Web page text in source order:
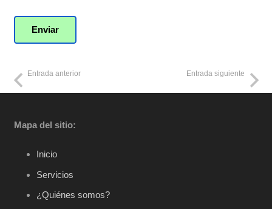
Entrada anterior Entrada siguiente
Mapa del sitio:
Inicio
Servicios
¿Quiénes somos?